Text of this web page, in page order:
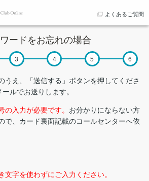
よくあるご質問
ードをお忘れの場合
うえ、「送信する」ボタンを押してくださ
ルでお送りします。
の入力が必要です。 お分かりにならない方
で、カード裏面記載のコールセンターへ依
字を使わずにご入力ください。